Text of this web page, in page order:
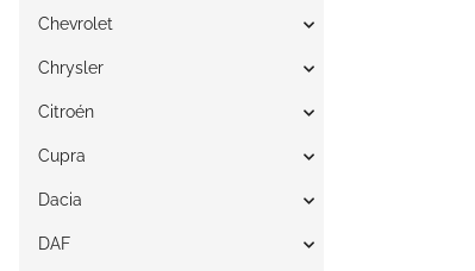
Chevrolet
Chrysler
Citroén
Cupra
Dacia
DAF